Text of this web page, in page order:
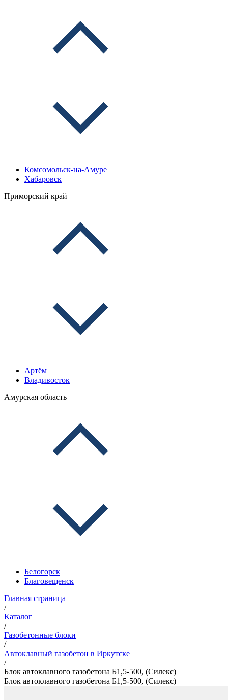
Комсомольск-на-Амуре
Хабаровск
Приморский край
Артём
Владивосток
Амурская область
Белогорск
Благовещенск
Главная страница
/
Каталог
/
Газобетонные блоки
/
Автоклавный газобетон в Иркутске
/
Блок автоклавного газобетона Б1,5-500, (Силекс)
Блок автоклавного газобетона Б1,5-500, (Силекс)